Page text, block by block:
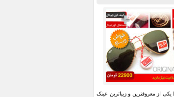
عینک Ray.Ban یکی از معروفترین و زیباترین عینک